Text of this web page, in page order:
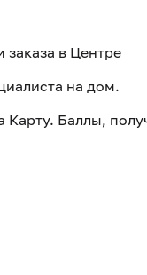
в Центре
на дом.
Карту. Баллы,